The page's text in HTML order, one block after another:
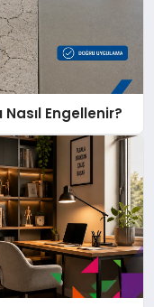
Engellenir?